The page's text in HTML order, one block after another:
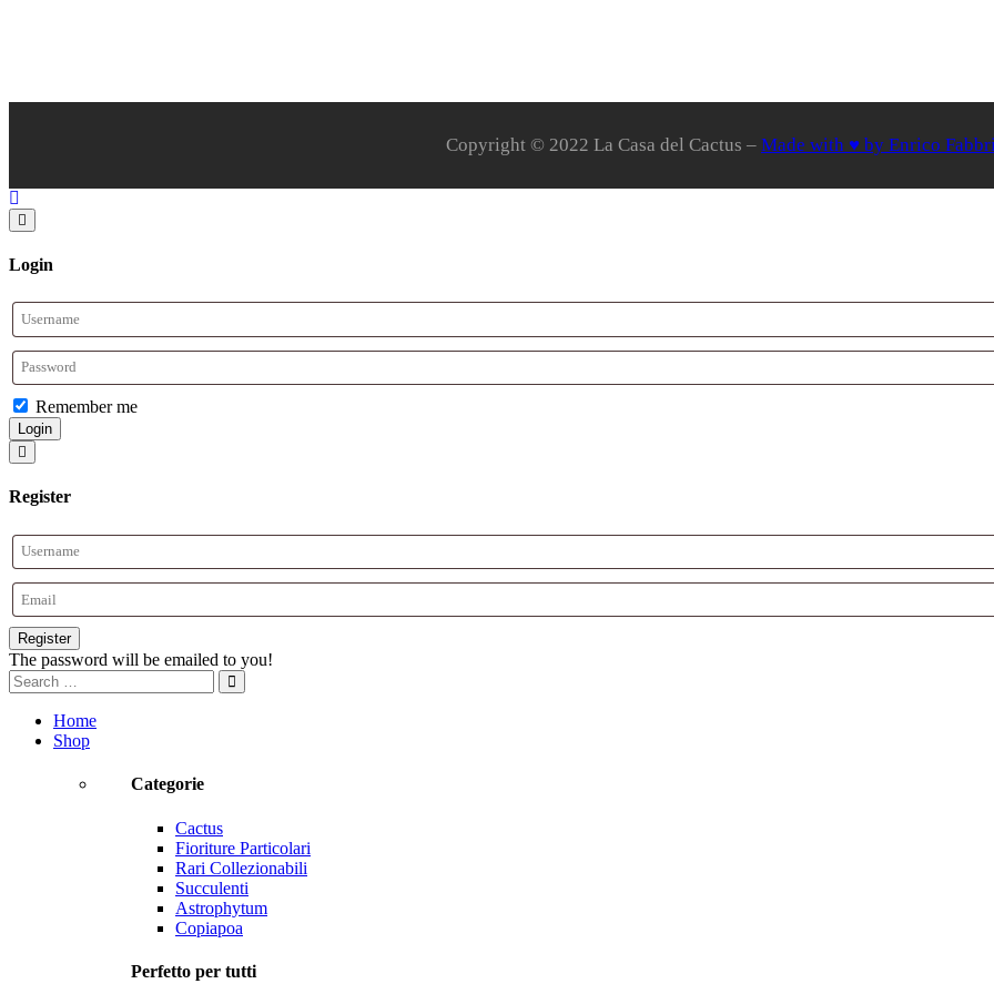
Copyright © 2022 La Casa del Cactus – Made with ♥ by Enrico
Login
Remember me
Login
Register
Register
The password will be emailed to you!
Home
Shop
Categorie
Cactus
Fioriture Particolari
Rari Collezionabili
Succulenti
Astrophytum
Copiapoa
Perfetto per tutti